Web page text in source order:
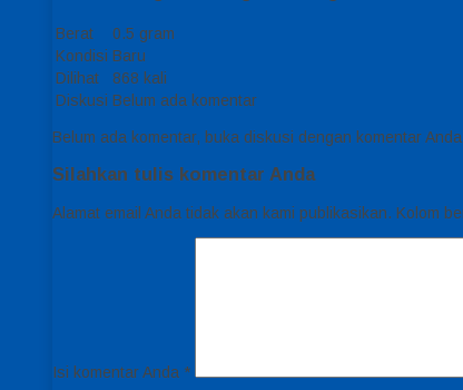
Berat
0.5 gram
Kondisi Baru
Dilihat
868 kali
Diskusi Belum ada komentar
Belum ada komentar, buka diskusi dengan komentar
Silahkan tulis komentar Anda
Alamat email Anda tidak akan kami publikasikan. Kolom
Isi komentar Anda *